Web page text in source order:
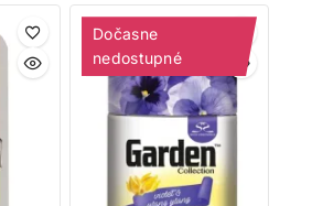
Dočasne
nedostupné